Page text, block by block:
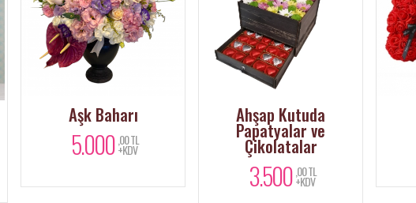
Aşk Baharı
5.000 ,00 TL
+KDV
Ahşap Kutuda
Papatyalar ve
Çikolatalar
3.500 ,00 TL
+KDV